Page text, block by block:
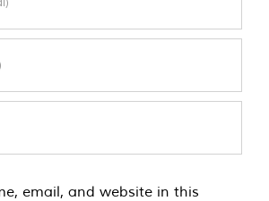
email, and website in this